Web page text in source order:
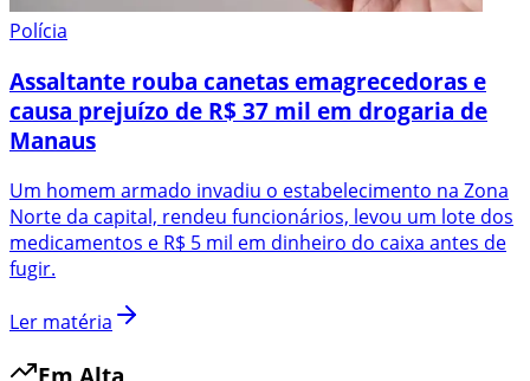
Polícia
Assaltante rouba canetas emagrecedoras e
causa prejuízo de R$ 37 mil em drogaria de
Manaus
Um homem armado invadiu o estabelecimento na Zona
Norte da capital, rendeu funcionários, levou um lote dos
medicamentos e R$ 5 mil em dinheiro do caixa antes de
fugir.
Ler matéria